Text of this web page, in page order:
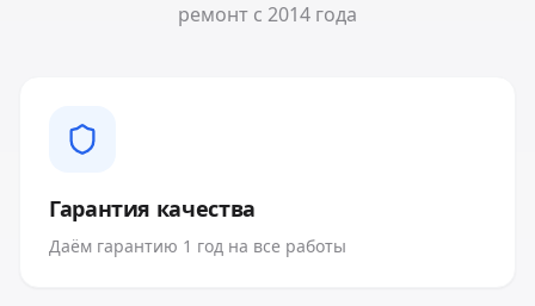
ремонт с 2014 года
Гарантия качества
Даём гарантию 1 год на все работы